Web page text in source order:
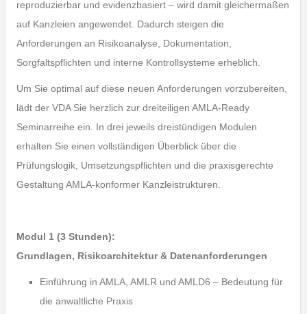
reproduzierbar und evidenzbasiert – wird damit gleichermaßen
auf Kanzleien angewendet. Dadurch steigen die
Anforderungen an Risikoanalyse, Dokumentation,
Sorgfaltspflichten und interne Kontrollsysteme erheblich.
Um Sie optimal auf diese neuen Anforderungen vorzubereiten,
lädt der VDA Sie herzlich zur dreiteiligen AMLA‑Ready
Seminarreihe ein. In drei jeweils dreistündigen Modulen
erhalten Sie einen vollständigen Überblick über die
Prüfungslogik, Umsetzungspflichten und die praxisgerechte
Gestaltung AMLA‑konformer Kanzleistrukturen.
Modul 1 (3 Stunden):
Grundlagen, Risikoarchitektur & Datenanforderungen
Einführung in AMLA, AMLR und AMLD6 – Bedeutung für
die anwaltliche Praxis